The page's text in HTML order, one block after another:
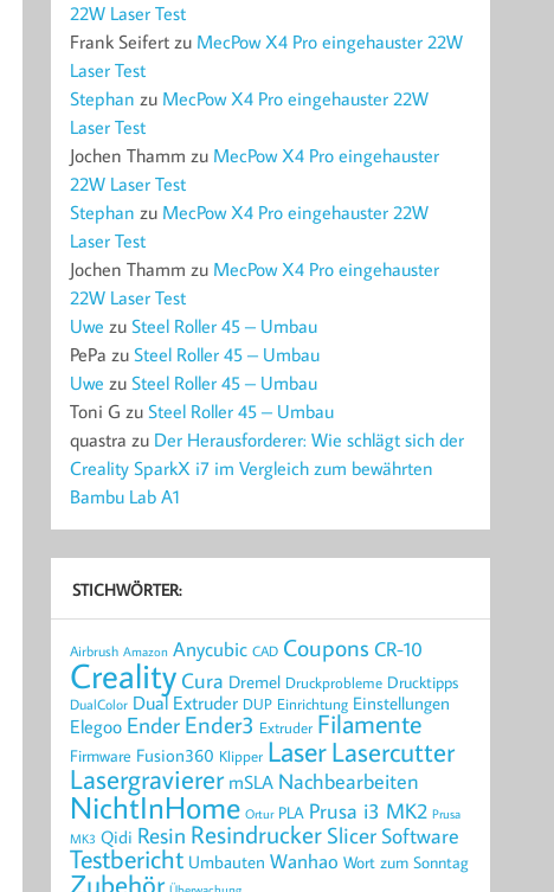
22W Laser Test
Frank Seifert zu MecPow X4 Pro eingehauster 22W
Laser Test
Stephan zu MecPow X4 Pro eingehauster 22W
Laser Test
Jochen Thamm zu MecPow X4 Pro eingehauster
22W Laser Test
Stephan zu MecPow X4 Pro eingehauster 22W
Laser Test
Jochen Thamm zu MecPow X4 Pro eingehauster
22W Laser Test
Uwe zuSteel Roller 45 – Umbau
PePa zuSteel Roller 45 – Umbau
Uwe zuSteel Roller 45 – Umbau
Toni G zuSteel Roller 45 – Umbau
quastra zu Der Herausforderer: Wie schlägt sich der
Creality SparkX i7 im Vergleich zum bewährten
Bambu Lab A1
STICHWÖRTER:
Airbrush Amazon Anycubic CAD Coupons CR-10
Creality Cura Dremel Druckprobleme Drucktipps
DualColor Dual Extruder DUP Einrichtung Einstellungen
Elegoo Ender Ender3 Extruder Filamente
Firmware Fusion360 Klipper LaserLasercutter
Lasergravierer mSLA Nachbearbeiten
NichtInHome Ortur PLA Prusa i3 MK2 Prusa
MK3 Qidi Resin Resindrucker SlicerSoftware
Testbericht Umbauten Wanhao Wort zum Sonntag
Zubehör